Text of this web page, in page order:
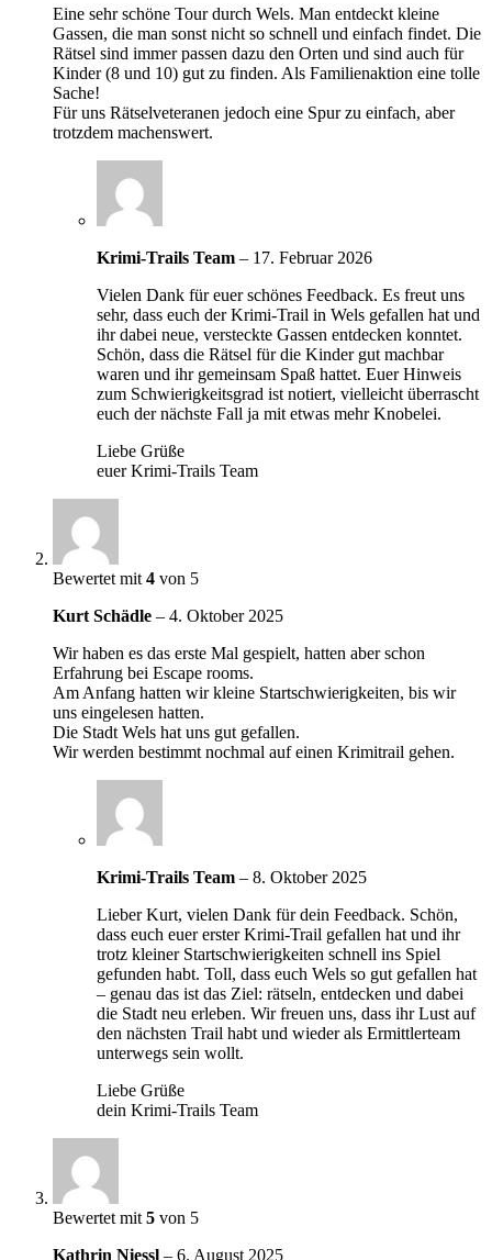
Eine sehr schöne Tour durch Wels. Man entdeckt kleine
Gassen, die man sonst nicht so schnell und einfach findet. Die
Rätsel sind immer passen dazu den Orten und sind auch für
Kinder (8 und 10) gut zu finden. Als Familienaktion eine tolle
Sache!
Für uns Rätselveteranen jedoch eine Spur zu einfach, aber
trotzdem machenswert.
Krimi-Trails Team – 17. Februar 2026
Vielen Dank für euer schönes Feedback. Es freut uns
sehr, dass euch der Krimi-Trail in Wels gefallen hat und
ihr dabei neue, versteckte Gassen entdecken konntet.
Schön, dass die Rätsel für die Kinder gut machbar
waren und ihr gemeinsam Spaß hattet. Euer Hinweis
zum Schwierigkeitsgrad ist notiert, vielleicht überrascht
euch der nächste Fall ja mit etwas mehr Knobelei.
Liebe Grüße
euer Krimi-Trails Team
Bewertet mit 4 von 5
Kurt Schädle – 4. Oktober 2025
Wir haben es das erste Mal gespielt, hatten aber schon
Erfahrung bei Escape rooms.
Am Anfang hatten wir kleine Startschwierigkeiten, bis wir
uns eingelesen hatten.
Die Stadt Wels hat uns gut gefallen.
Wir werden bestimmt nochmal auf einen Krimitrail gehen.
Krimi-Trails Team – 8. Oktober 2025
Lieber Kurt, vielen Dank für dein Feedback. Schön,
dass euch euer erster Krimi-Trail gefallen hat und ihr
trotz kleiner Startschwierigkeiten schnell ins Spiel
gefunden habt. Toll, dass euch Wels so gut gefallen hat
– genau das ist das Ziel: rätseln, entdecken und dabei
die Stadt neu erleben. Wir freuen uns, dass ihr Lust auf
den nächsten Trail habt und wieder als Ermittlerteam
unterwegs sein wollt.
Liebe Grüße
dein Krimi-Trails Team
Bewertet mit 5 von 5
Kathrin Niessl – 6. August 2025